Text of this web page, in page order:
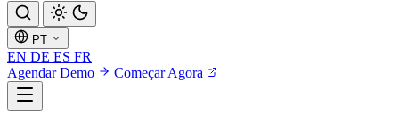
PT
EN DE ES FR
Agendar Demo
Começar Agora